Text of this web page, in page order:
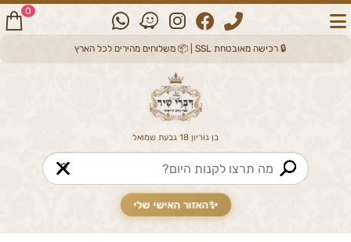
🔒 רכישה מאובטחת SSL | 📦 משלוחים מהירים לכל הארץ
בן גוריון 18 גבעת שמואל
🔎
✨האזור האישי שלי
0